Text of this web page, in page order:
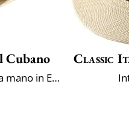
Cubano
Cappello Panama intrecciata a mano in Ecuador
Classic